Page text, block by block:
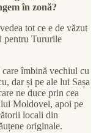
în zonă?
tot ce e de văzut
pentru Tururile
care îmbină vechiul cu
dar și pe ale lui Sașa
ne duce prin cea
Moldovei, apoi pe
locali din
originale.